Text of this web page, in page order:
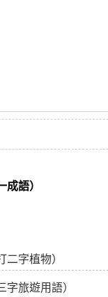
語）
二字植物）
字旅遊用語）